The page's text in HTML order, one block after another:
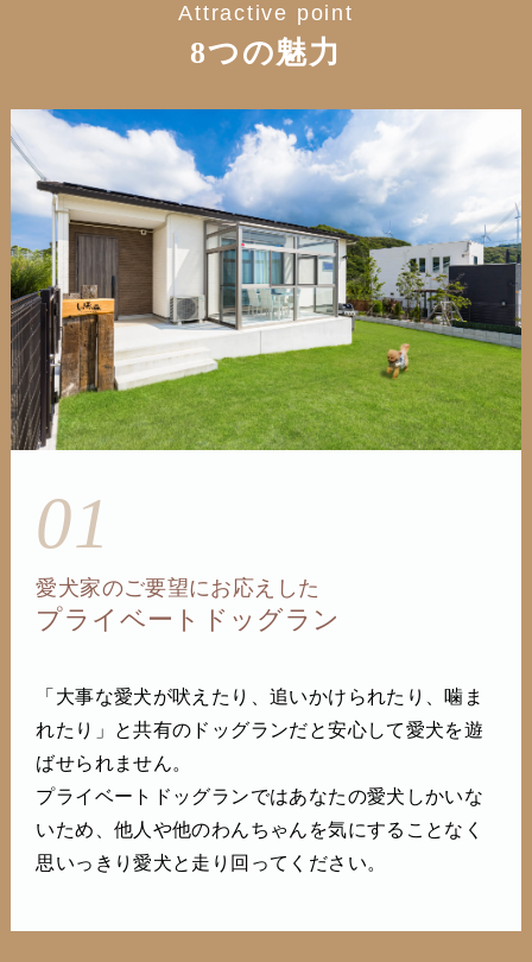
Attractive point
8つの魅力
01
愛犬家のご要望にお応えした
プライベートドッグラン
「大事な愛犬が吠えたり、追いかけられたり、噛ま
れたり」と共有のドッグランだと安心して愛犬を遊
ばせられません。
プライベートドッグランではあなたの愛犬しかいな
いため、他人や他のわんちゃんを気にすることなく
思いっきり愛犬と走り回ってください。